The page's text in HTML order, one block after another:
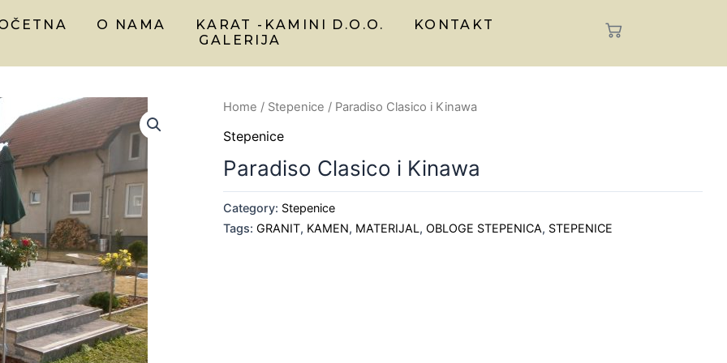
O NAMA KARAT -KAMINI D.O.O.
KONTAKT
GALERIJA
Home / Stepenice / Paradiso Clasico i Kinawa
Stepenice
Paradiso Clasico i Kinawa
Category: Stepenice
Tags:GRANIT, KAMEN, MATERIJAL,OBLOGE STEPENICA, STEPENICE